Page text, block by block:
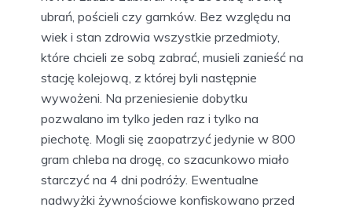
ubrań, pościeli czy garnków. Bez względu na
wiek i stan zdrowia wszystkie przedmioty,
które chcieli ze sobą zabrać, musieli zanieść na
stację kolejową, z której byli następnie
wywożeni. Na przeniesienie dobytku
pozwalano im tylko jeden raz i tylko na
piechotę. Mogli się zaopatrzyć jedynie w 800
gram chleba na drogę, co szacunkowo miało
starczyć na 4 dni podróży. Ewentualne
nadwyżki żywnościowe konfiskowano przed